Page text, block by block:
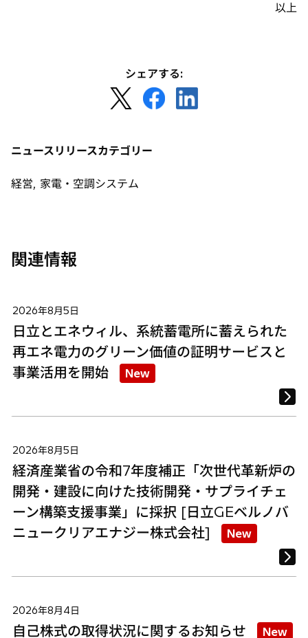
以上
シェアする:
し
タ
で
新
し
ニュースリリースカテゴリー
経営, 家電・空調システム
関連情報
2026年8月5日
日立とエネウィル、系統蓄電所に蓄えられた
再エネ電力のグリーン価値の証明サービスと
事業活用を開始
New
2026年8月5日
経済産業省の令和7年度補正「次世代革新炉の
開発・建設に向けた技術開発・サプライチェ
ーン構築支援事業」に採択 [日立GEベルノバ
ニュークリアエナジー株式会社]
New
2026年8月4日
自己株式の取得状況に関するお知らせ New